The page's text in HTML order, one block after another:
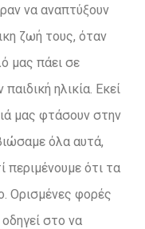
να αναπτύξουν
ζωή τους, όταν
μας πάει σε
ηλικία. Εκεί
μας φτάσουν στην
όλα αυτά,
περιμένουμε ότι τα
Ορισμένες φορές
στο να